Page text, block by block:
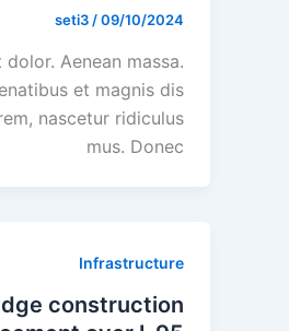
seti3 /09/10/2024
Aenean massa.
et magnis dis
nascetur ridiculus
mus. Donec
Infrastructure
construction